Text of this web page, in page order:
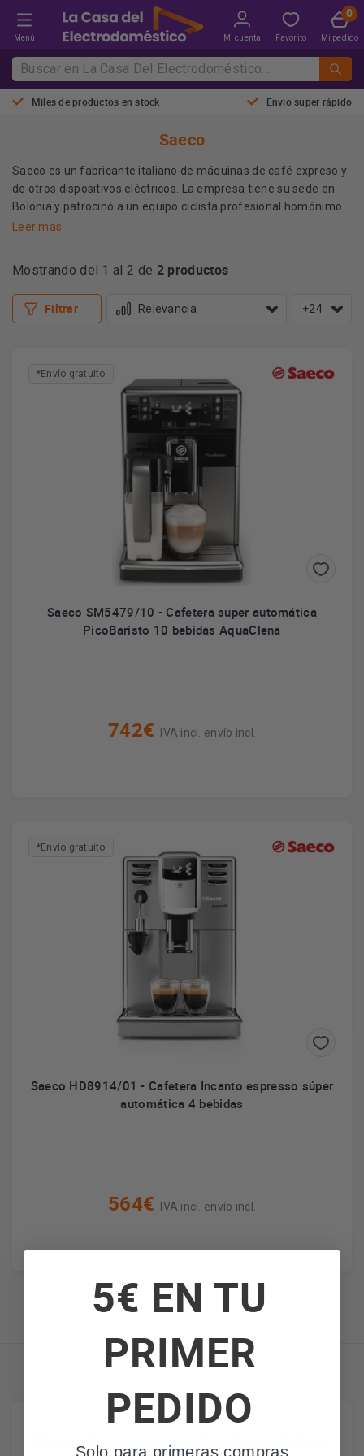
Menú Mi cuenta Favorito Mi pedido
Miles de productos en stock Envio super rápido
Saeco
Saeco es un fabricante italiano de máquinas de café expreso y
de otros dispositivos eléctricos. La empresa tiene su sede en
Bolonia y patrocinó a un equipo ciclista profesional homónimo,
el Saeco.
Sergio Zappella y Arthur Schemed.
En 1985 lanzaron al mercado la primera máquina espresso
En mayo de 2009 la compañía aceptó la oferta de compra del
fabricante holandés Philips, dueño del sistema de café Senseo,
Leer más
Mostrando del 1 al 2 de 2 productos
Filtrar +24
*Envío gratuito
Saeco SM5479/10 - Cafetera super automática
PicoBaristo 10 bebidas AquaClena
742€ IVA incl. envío incl.
*Envío gratuito
Saeco HD8914/01 - Cafetera Incanto espresso súper
automática 4 bebidas
564€ IVA incl. envío incl.
Suscríbete a nuestraNewsletter
5€ EN TU
PRIMER
PEDIDO
Solo para primeras compras